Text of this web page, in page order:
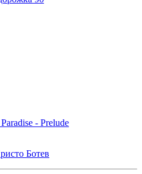
- Prelude
Ботев